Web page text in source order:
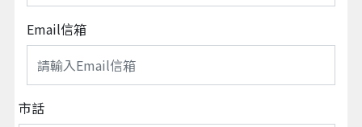
Email信箱
市話